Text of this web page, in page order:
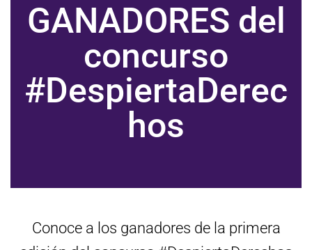
I
GANADORES del
concurso
#DespiertaDerec
hos
Conoce a los ganadores de la primera